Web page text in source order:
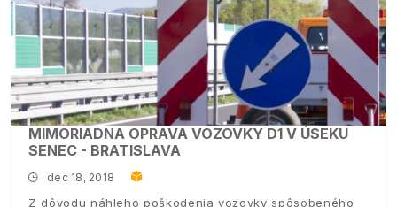
MIMORIADNA OPRAVA VOZOVKY D1 V ÚSEKU
SENEC - BRATISLAVA
dec 18, 2018
Z dôvodu náhleho poškodenia vozovky spôsobeného